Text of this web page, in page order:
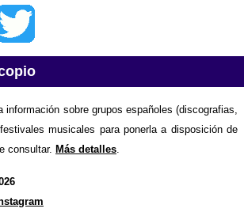
información sobre grupos españoles (discografias,
musicales para ponerla a disposición de
consultar. Más detalles.